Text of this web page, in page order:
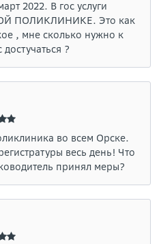
2022. В гос услуги
ПОЛИКЛИНИКЕ. Это как
, мне сколько нужно к
?
во всем Орске.
весь день! Что
принял меры?